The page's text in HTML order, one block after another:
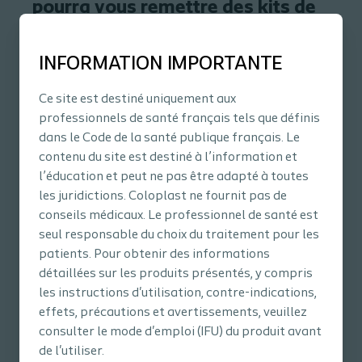
INFORMATION IMPORTANTE
Ce site est destiné uniquement aux
professionnels de santé français tels que définis
dans le Code de la santé publique français. Le
contenu du site est destiné à l’information et
l’éducation et peut ne pas être adapté à toutes
les juridictions. Coloplast ne fournit pas de
conseils médicaux. Le professionnel de santé est
seul responsable du choix du traitement pour les
patients. Pour obtenir des informations
détaillées sur les produits présentés, y compris
les instructions d'utilisation, contre-indications,
effets, précautions et avertissements, veuillez
consulter le mode d'emploi (IFU) du produit avant
de l'utiliser.
pourra vous remettre des kits de